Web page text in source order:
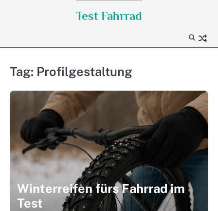
Test Fahrrad
Tag: Profilgestaltung
Winterreifen fürs Fahrrad im
Test